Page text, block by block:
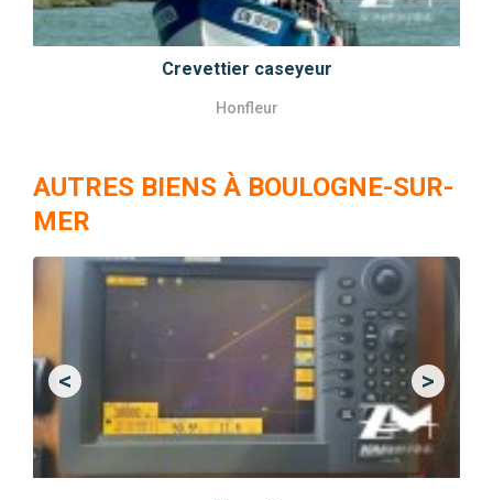
Crevettier caseyeur
Honfleur
AUTRES BIENS À BOULOGNE-SUR-
MER
<Previous >Next